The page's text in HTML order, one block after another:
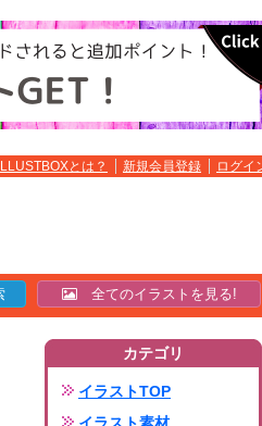
ILLUSTBOXとは？ 新規会員登録 ログイ
全てのイラストを見る!
カテゴリ
イラストTOP